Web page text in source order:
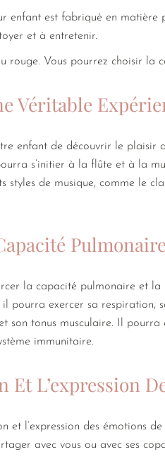
enfant est fabriqué en matière
et à entretenir.
rouge. Vous pourrez choisir la
Véritable
enfant de découvrir le plaisir
s’initier à la flûte et à la
styles de musique, comme le
la capacité pulmonaire et
il pourra exercer sa
son tonus musculaire. Il
immunitaire.
Et L’expression
et l’expression des émotions
avec vous ou avec ses